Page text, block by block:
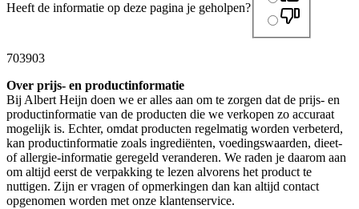
Heeft de informatie op deze pagina je geholpen?
703903
Over prijs- en productinformatie
Bij Albert Heijn doen we er alles aan om te zorgen dat de prijs- en
productinformatie van de producten die we verkopen zo accuraat
mogelijk is. Echter, omdat producten regelmatig worden verbeterd,
kan productinformatie zoals ingrediënten, voedingswaarden, dieet-
of allergie-informatie geregeld veranderen. We raden je daarom aan
om altijd eerst de verpakking te lezen alvorens het product te
nuttigen. Zijn er vragen of opmerkingen dan kan altijd contact
opgenomen worden met onze klantenservice.